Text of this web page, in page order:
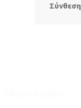
Σύνθεση